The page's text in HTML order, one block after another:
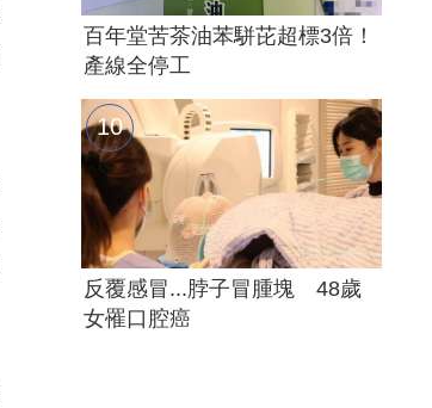
百年堂苦茶油苯駢芘超標3倍！
產線全停工
反覆感冒...脖子冒腫塊 48歲
女罹口腔癌